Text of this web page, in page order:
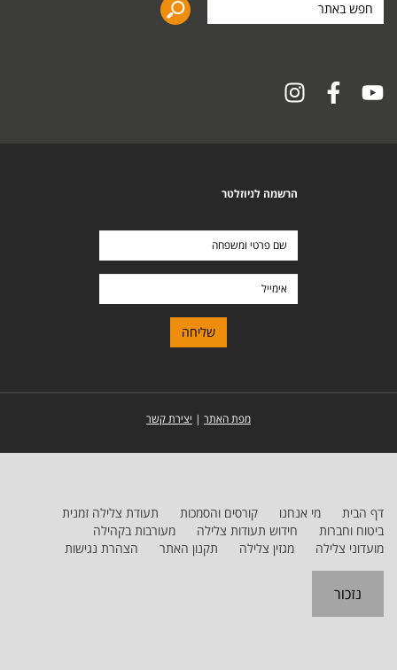
באתר
הרשמה לניוזלטר
מפת האתר | יצירת קשר
דף הבית מי אנחנו קורסים והסמכות
תעודת צלילה זמנית
ביטוח וחברות
חידוש תעודות צלילה
מעורבות בקהילה
מועדוני צלילה
מגזין צלילה תקנון האתר הצהרת נגישות
נזכור